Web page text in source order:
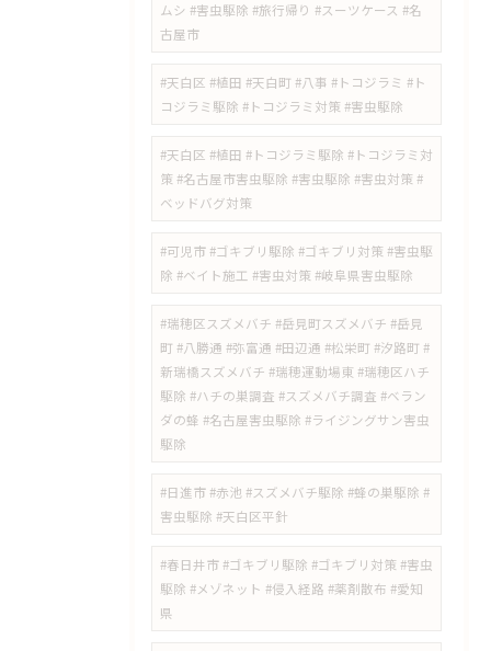
ムシ #害虫駆除 #旅行帰り #スーツケース #名
古屋市
#天白区 #植田 #天白町 #八事 #トコジラミ #ト
コジラミ駆除 #トコジラミ対策 #害虫駆除
#天白区 #植田 #トコジラミ駆除 #トコジラミ対
策 #名古屋市害虫駆除 #害虫駆除 #害虫対策 #
ベッドバグ対策
#可児市 #ゴキブリ駆除 #ゴキブリ対策 #害虫駆
除 #ベイト施工 #害虫対策 #岐阜県害虫駆除
#瑞穂区スズメバチ #岳見町スズメバチ #岳見
町 #八勝通 #弥富通 #田辺通 #松栄町 #汐路町 #
新瑞橋スズメバチ #瑞穂運動場東 #瑞穂区ハチ
駆除 #ハチの巣調査 #スズメバチ調査 #ベラン
ダの蜂 #名古屋害虫駆除 #ライジングサン害虫
駆除
#日進市 #赤池 #スズメバチ駆除 #蜂の巣駆除 #
害虫駆除 #天白区平針
#春日井市 #ゴキブリ駆除 #ゴキブリ対策 #害虫
駆除 #メゾネット #侵入経路 #薬剤散布 #愛知
県